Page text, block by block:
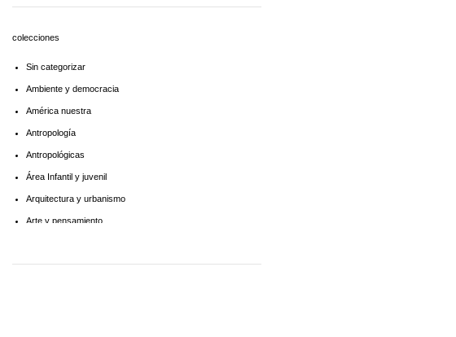
Educaciòn
Filosofía social
Historia
Lingüística
Literatura infantil
Medioambiente
Pensamiento crítico
Política
colecciones
Sin categorizar
Ambiente y democracia
América nuestra
Antropología
Antropológicas
Área Infantil y juvenil
Arquitectura y urbanismo
Arte y pensamiento
Biblioteca América Latina